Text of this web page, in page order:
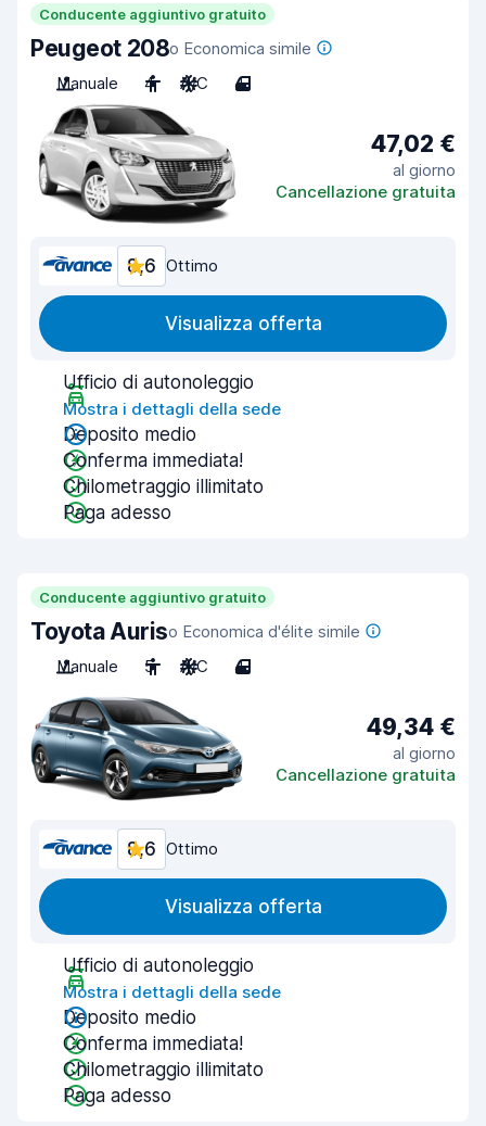
Conducente aggiuntivo gratuito
Peugeot 208o Economica simile
Manuale
4 A/C 4
47,02 €
al giorno
Cancellazione gratuita
8,6 Ottimo
Visualizza offerta
Ufficio di autonoleggio
Mostra i dettagli della sede
Deposito medio
Conferma immediata!
Chilometraggio illimitato
Paga adesso
Conducente aggiuntivo gratuito
Toyota Auriso Economica d'élite simile
Manuale
5 A/C 4
49,34 €
al giorno
Cancellazione gratuita
8,6 Ottimo
Visualizza offerta
Ufficio di autonoleggio
Mostra i dettagli della sede
Deposito medio
Conferma immediata!
Chilometraggio illimitato
Paga adesso